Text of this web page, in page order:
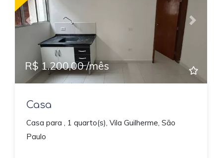
Previous Next
R$ 1.200,00 /mês
Casa
Casa para , 1 quarto(s), Vila Guilherme, São
Paulo